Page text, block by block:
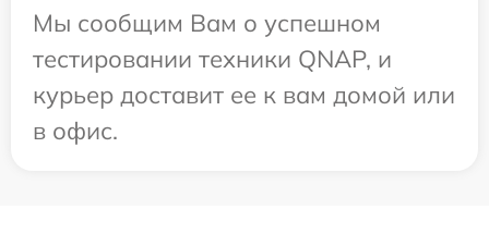
Мы сообщим Вам о успешном
тестировании техники QNAP, и
курьер доставит ее к вам домой или
в офис.